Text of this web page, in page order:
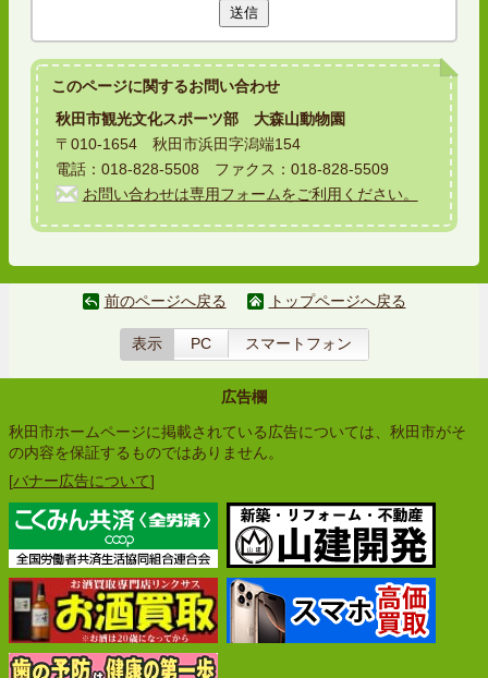
送信
このページに関するお問い合わせ
秋田市観光文化スポーツ部 大森山動物園
〒010-1654 秋田市浜田字潟端154
電話：018-828-5508 ファクス：018-828-5509
お問い合わせは専用フォームをご利用ください。
前のページへ戻る トップページへ戻る
表示 PC スマートフォン
広告欄
秋田市ホームページに掲載されている広告については、秋田市がそ
の内容を保証するものではありません。
[バナー広告について]